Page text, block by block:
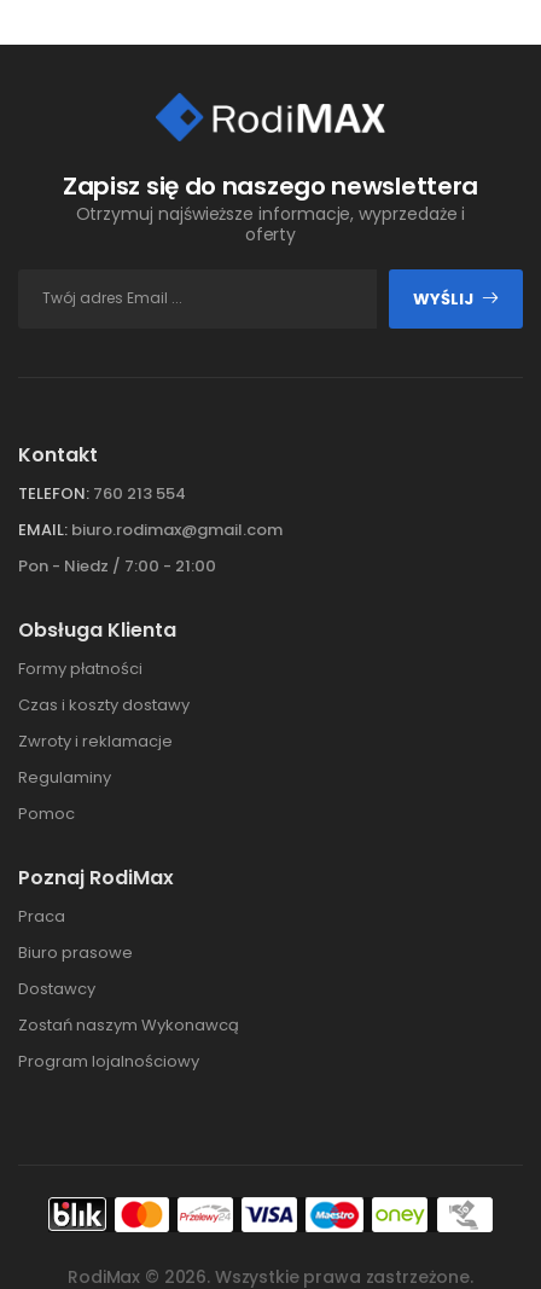
Zapisz się do naszego newslettera
Otrzymuj najświeższe informacje, wyprzedaże i
oferty
WYŚLIJ
Kontakt
TELEFON: 760 213 554
EMAIL: biuro.rodimax@gmail.com
Pon - Niedz / 7:00 - 21:00
Obsługa Klienta
Formy płatności
Czas i koszty dostawy
Zwroty i reklamacje
Regulaminy
Pomoc
Poznaj RodiMax
Praca
Biuro prasowe
Dostawcy
Zostań naszym Wykonawcą
Program lojalnościowy
RodiMax © 2026. Wszystkie prawa zastrzeżone.